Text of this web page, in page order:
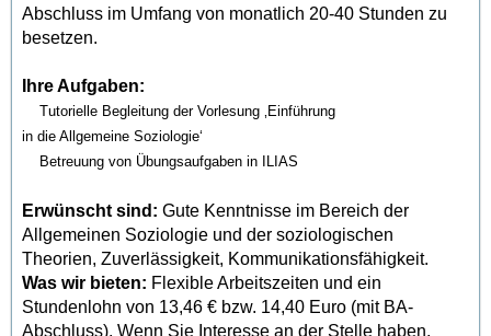
Abschluss im Umfang von monatlich 20-40 Stunden zu
besetzen.
Ihre Aufgaben:
Tutorielle Begleitung der Vorlesung ‚Einführung
in die Allgemeine Soziologie‘
Betreuung von Übungsaufgaben in ILIAS
Erwünscht sind:Gute Kenntnisse im Bereich der
Allgemeinen Soziologie und der soziologischen
Theorien, Zuverlässigkeit, Kommunikationsfähigkeit.
Was wir bieten: Flexible Arbeitszeiten und ein
Stundenlohn von 13,46 € bzw. 14,40 Euro (mit BA-
Abschluss). Wenn Sie Interesse an der Stelle haben,